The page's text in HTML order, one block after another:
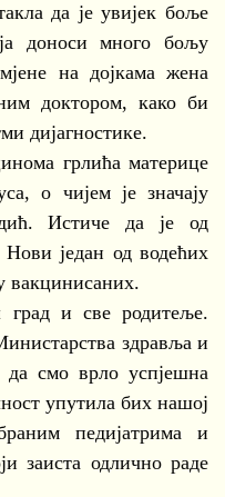
да је увијек боље
доноси много бољу
на дојкама жена
доктором, како би
дијагностике.
грлића материце
о чијем је значају
Истиче да је од
један од водећих
вакцинисаних.
град и све родитеље.
здравља и
да смо врло успјешна
упутила бих нашој
педијатрима и
заиста одлично раде